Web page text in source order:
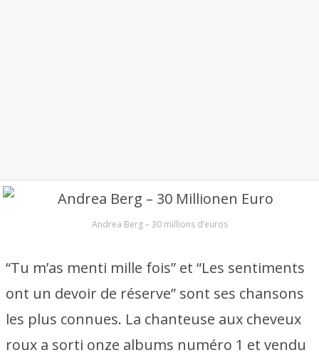
Andrea Berg – 30 millions d’euros
“Tu m’as menti mille fois” et “Les sentiments
ont un devoir de réserve” sont ses chansons
les plus connues. La chanteuse aux cheveux
roux a sorti onze albums numéro 1 et vendu